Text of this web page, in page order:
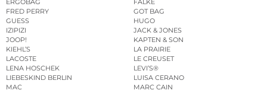
ERGOBAG
FALKE
FRED PERRY
GOT BAG
GUESS
HUGO
IZIPIZI
JACK & JONES
JOOP!
KAPTEN & SON
KIEHL’S
LA PRAIRIE
LACOSTE
LE CREUSET
LENA HOSCHEK
LEVI’S®
LIEBESKIND BERLIN
LUISA CERANO
MAC
MARC CAIN